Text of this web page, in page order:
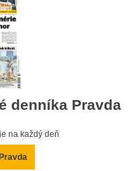
denníka Pravda
na každý deň